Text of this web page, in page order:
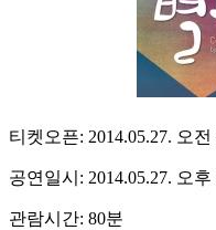
티켓오픈: 2014.05.27. 오전
공연일시: 2014.05.27. 오후
관람시간: 80분